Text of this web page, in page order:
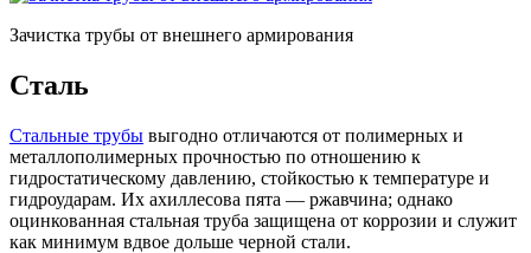
Зачистка трубы от внешнего армирования
Сталь
Стальные трубы выгодно отличаются от полимерных и
металлополимерных прочностью по отношению к
гидростатическому давлению, стойкостью к температуре и
гидроударам. Их ахиллесова пята — ржавчина; однако
оцинкованная стальная труба защищена от коррозии и служит
как минимум вдвое дольше черной стали.